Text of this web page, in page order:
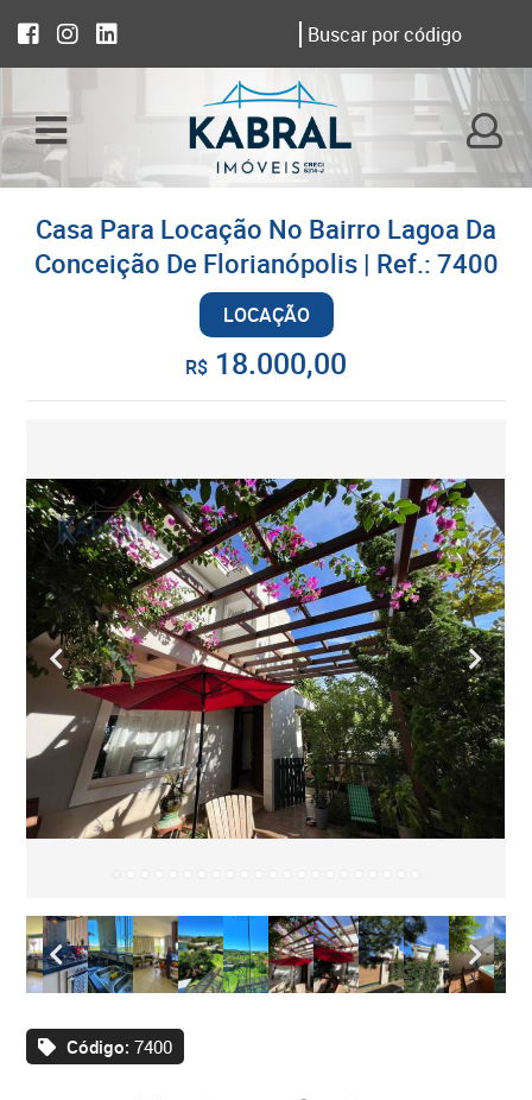
Casa Para Locação No Bairro Lagoa Da
Conceição De Florianópolis | Ref.: 7400
LOCAÇÃO
R$ 18.000,00
Código: 7400